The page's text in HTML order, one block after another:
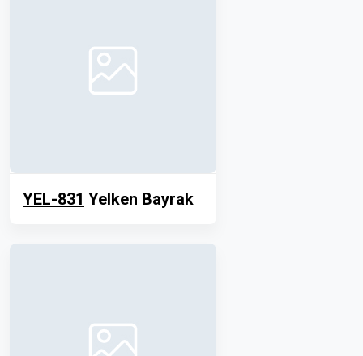
YEL-831 Yelken Bayrak